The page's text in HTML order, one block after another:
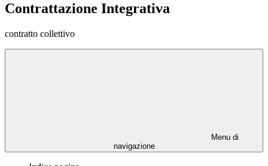
Contrattazione Integrativa
contratto collettivo
Menu di
navigazione